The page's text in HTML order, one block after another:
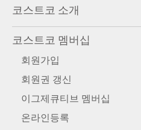
코스트코 소개
코스트코 멤버십
회원가입
회원권 갱신
이그제큐티브 멤버십
온라인등록